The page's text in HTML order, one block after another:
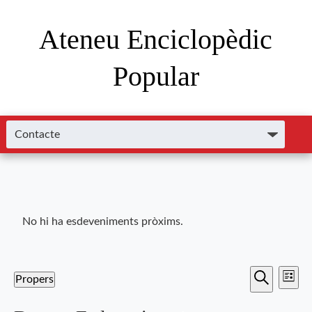
Ateneu Enciclopèdic
Popular
No hi ha esdeveniments pròxims.
Cerca de
Llista
Propers